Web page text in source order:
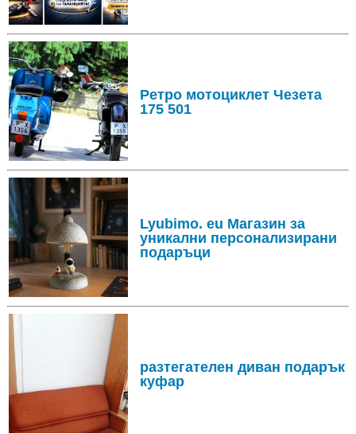
Ретро мотоциклет Чезета
175 501
Lyubimo. eu Магазин за
уникални персонализирани
подаръци
разтегателен диван подарък
куфар